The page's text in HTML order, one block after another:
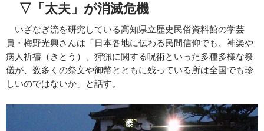
▽「太夫」が消滅危機
いざなぎ流を研究している高知県立歴史民俗資料館の学芸
員・梅野光興さんは「日本各地に伝わる民間信仰でも、神楽や
病人祈禱（きとう）、狩猟に関する呪術といった多種多様な祭
儀が、数多くの祭文や御幣とともに残っている所は全国でも珍
しいのではないか」と話す。